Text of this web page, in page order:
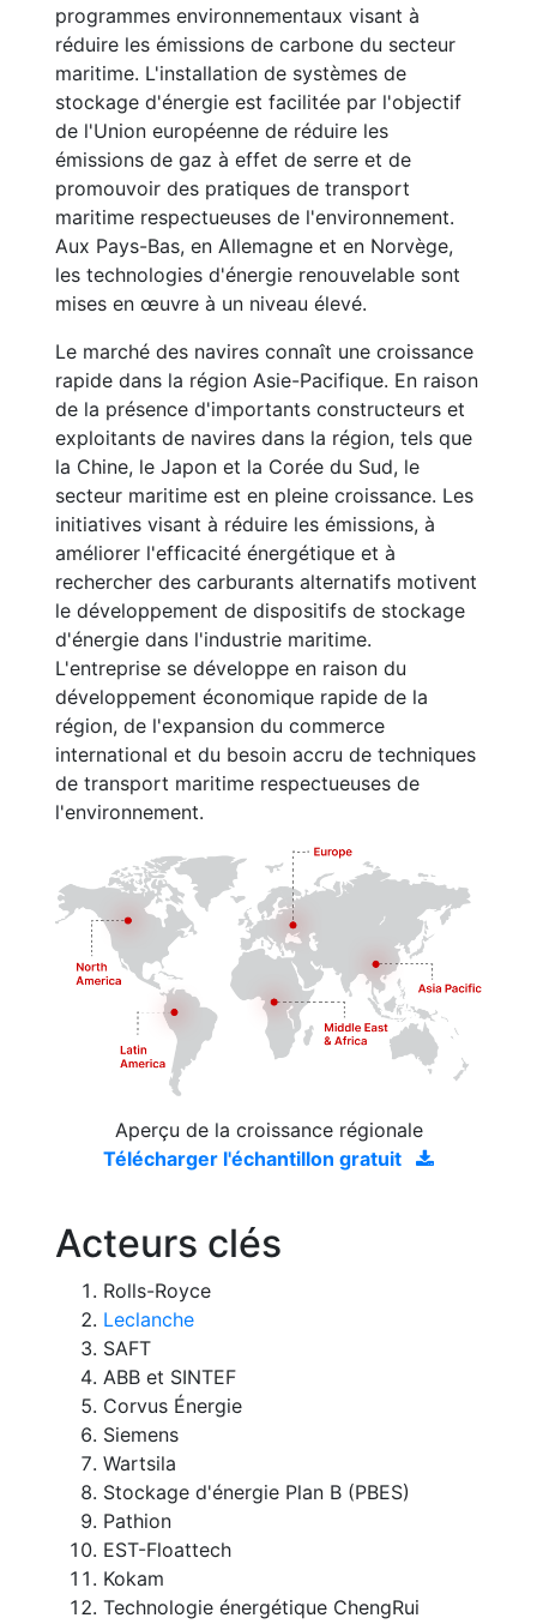
programmes environnementaux visant à
réduire les émissions de carbone du secteur
maritime. L'installation de systèmes de
stockage d'énergie est facilitée par l'objectif
de l'Union européenne de réduire les
émissions de gaz à effet de serre et de
promouvoir des pratiques de transport
maritime respectueuses de l'environnement.
Aux Pays-Bas, en Allemagne et en Norvège,
les technologies d'énergie renouvelable sont
mises en œuvre à un niveau élevé.
Le marché des navires connaît une croissance
rapide dans la région Asie-Pacifique. En raison
de la présence d'importants constructeurs et
exploitants de navires dans la région, tels que
la Chine, le Japon et la Corée du Sud, le
secteur maritime est en pleine croissance. Les
initiatives visant à réduire les émissions, à
améliorer l'efficacité énergétique et à
rechercher des carburants alternatifs motivent
le développement de dispositifs de stockage
d'énergie dans l'industrie maritime.
L'entreprise se développe en raison du
développement économique rapide de la
région, de l'expansion du commerce
international et du besoin accru de techniques
de transport maritime respectueuses de
l'environnement.
Aperçu de la croissance régionale
Télécharger l'échantillon gratuit
Acteurs clés
Rolls-Royce
Leclanche
SAFT
ABB et SINTEF
Corvus Énergie
Siemens
Wartsila
Stockage d'énergie Plan B (PBES)
Pathion
EST-Floattech
Kokam
Technologie énergétique ChengRui